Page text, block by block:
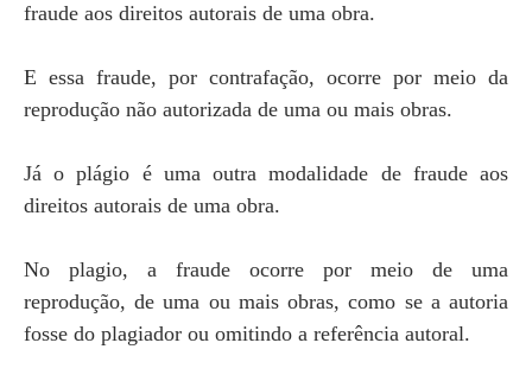
fraude aos direitos autorais de uma obra.
E essa fraude, por contrafação, ocorre por meio da
reprodução não autorizada de uma ou mais obras.
Já o plágio é uma outra modalidade de fraude aos
direitos autorais de uma obra.
No plagio, a fraude ocorre por meio de uma
reprodução, de uma ou mais obras, como se a autoria
fosse do plagiador ou omitindo a referência autoral.